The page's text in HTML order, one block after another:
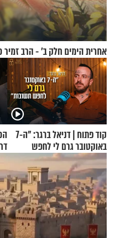
אחרית הימים חלק ב’ - הרב זמיר
קוד פתוח | דניאל ברגר: "ה-7
באוקטובר גרם לי לחפש
תשובות"